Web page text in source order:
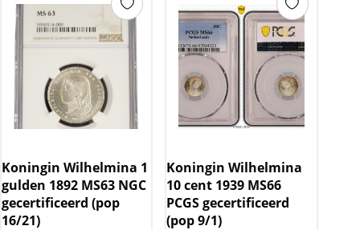
Koningin Wilhelmina 1
gulden 1892 MS63 NGC
gecertificeerd (pop
16/21)
Koningin Wilhelmina
10 cent 1939 MS66
PCGS gecertificeerd
(pop 9/1)